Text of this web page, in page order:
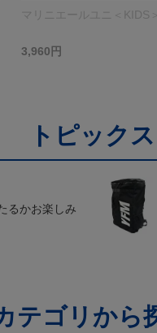
マリニエールユニ＜KIDS＞
3,960円
トピックス
るかお楽しみ
テゴリから